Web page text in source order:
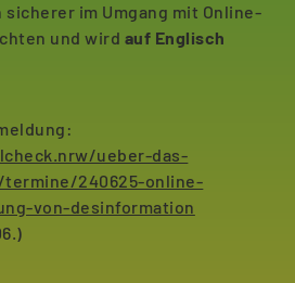
sicherer im Umgang mit Online-
und wird auf Englisch
ueber-das-
240625-online-
von-desinformation